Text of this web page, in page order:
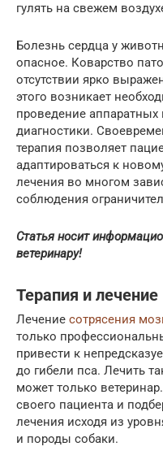
гулять на свежем
Болезнь сердца у
опасное. Коварство
отсутствии ярко
этого возникает
проведение
диагностики.
терапия позволяет
адаптироваться к
лечения во многом
соблюдения
Статья носит
ветеринару!
Терапия и лечение
Лечение сотрясения
только
привести к
до гибели пса. Лечить
может только
своего пациента и
лечения исходя из
и породы собаки.